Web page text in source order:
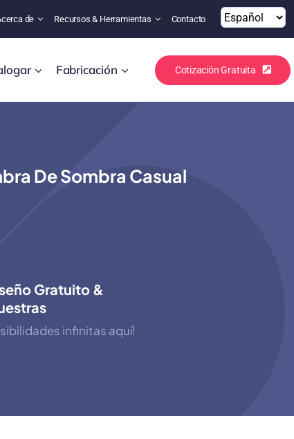
de Recursos & Herramientas Contacto
Fabricación Cotización Gratuita
De Sombra Casual
Gratuito &
infinitas aquí!